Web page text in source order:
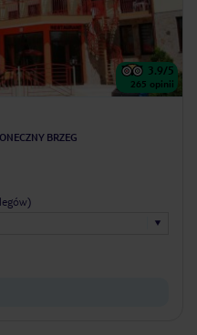
3.9/5
265 opinii
BRZEG